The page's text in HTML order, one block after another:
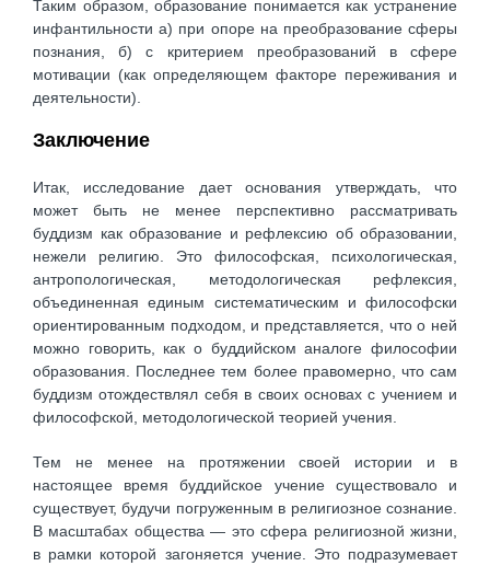
Таким образом, образование понимается как устранение
инфантильности а) при опоре на преобразование сферы
познания, б) с критерием преобразований в сфере
мотивации (как определяющем факторе переживания и
деятельности).
Заключение
Итак, исследование дает основания утверждать, что
может быть не менее перспективно рассматривать
буддизм как образование и рефлексию об образовании,
нежели религию. Это философская, психологическая,
антропологическая, методологическая рефлексия,
объединенная единым систематическим и философски
ориентированным подходом, и представляется, что о ней
можно говорить, как о буддийском аналоге философии
образования. Последнее тем более правомерно, что сам
буддизм отождествлял себя в своих основах с учением и
философской, методологической теорией учения.
Тем не менее на протяжении своей истории и в
настоящее время буддийское учение существовало и
существует, будучи погруженным в религиозное сознание.
В масштабах общества — это сфера религиозной жизни,
в рамки которой загоняется учение. Это подразумевает